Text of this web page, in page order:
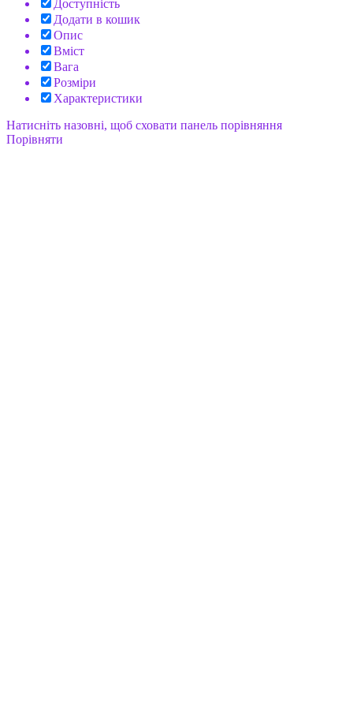
Доступність
Додати в кошик
Опис
Вміст
Вага
Розміри
Характеристики
Натисніть назовні, щоб сховати панель порівняння
Порівняти